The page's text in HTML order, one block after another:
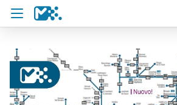
Cerca
Il mio viaggio